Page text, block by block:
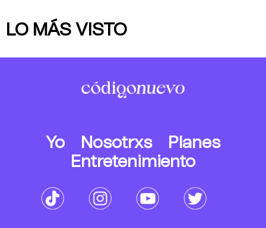
LO MÁS VISTO
Yo Nosotrxs
Planes
Entretenimiento